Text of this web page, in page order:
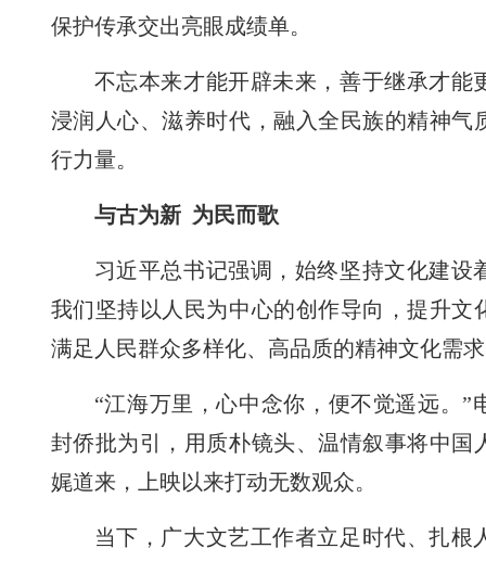
保护传承交出亮眼成绩单。
不忘本来才能开辟未来，善于继承才能
浸润人心、滋养时代，融入全民族的精神气
行力量。
与古为新 为民而歌
习近平总书记强调，始终坚持文化建设
我们坚持以人民为中心的创作导向，提升文
满足人民群众多样化、高品质的精神文化需
“江海万里，心中念你，便不觉遥远。”
封侨批为引，用质朴镜头、温情叙事将中国
娓道来，上映以来打动无数观众。
当下，广大文艺工作者立足时代、扎根